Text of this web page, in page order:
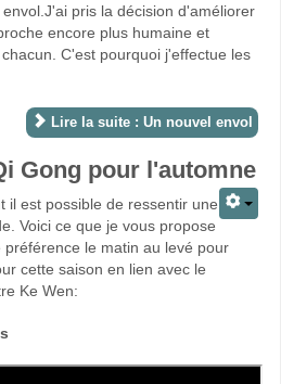
pris la décision d'améliorer
encore plus humaine et
C'est pourquoi j'effectue les
Lire la suite : Un nouvel envol
Gong pour l'automne
il est possible de ressentir une
Voici ce que je vous propose
le matin au levé pour
cette saison en lien avec le
Ke Wen: